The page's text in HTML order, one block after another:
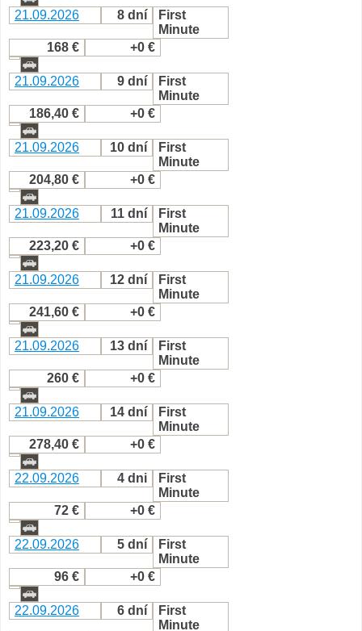
21.09.2026 8 dní
First
Minute
168 €
+0 €
21.09.2026 9 dní
First
Minute
186,40 €
+0 €
21.09.2026 10 dní
First
Minute
204,80 €
+0 €
21.09.2026 11 dní
First
Minute
223,20 €
+0 €
21.09.2026 12 dní
First
Minute
241,60 €
+0 €
21.09.2026 13 dní
First
Minute
260 €
+0 €
21.09.2026 14 dní
First
Minute
278,40 €
+0 €
22.09.2026 4 dni
First
Minute
72 €
+0 €
22.09.2026 5 dní
First
Minute
96 €
+0 €
22.09.2026 6 dní
First
Minute